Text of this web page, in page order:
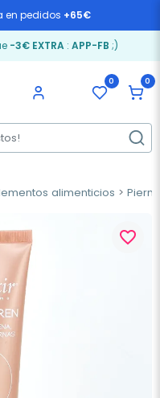
en pedidos +65€
-3€ EXTRA: APP-FB ;)
0 0
alimenticios
favorite_border